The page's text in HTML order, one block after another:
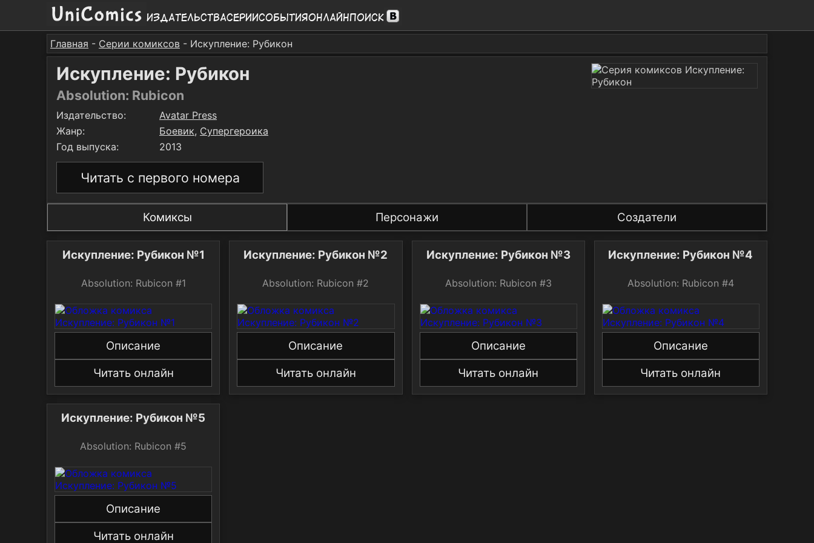
ИздательстваСерииСобытияОнлайнПоиск
Главная - Серии комиксов - Искупление: Рубикон
Искупление: Рубикон
Absolution: Rubicon
Издательство:
Avatar Press
Жанр:
Боевик, Супергероика
Год выпуска:
2013
Читать с первого номера
Комиксы Персонажи Создатели
Искупление: Рубикон №1
Absolution: Rubicon #1
Описание
Читать онлайн
Искупление: Рубикон №2
Absolution: Rubicon #2
Описание
Читать онлайн
Искупление: Рубикон №3
Absolution: Rubicon #3
Описание
Читать онлайн
Искупление: Рубикон №4
Absolution: Rubicon #4
Описание
Читать онлайн
Искупление: Рубикон №5
Absolution: Rubicon #5
Описание
Читать онлайн